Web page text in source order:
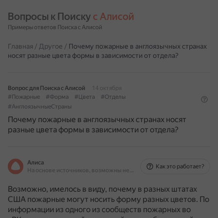
Вопросы к Поиску с Алисой
Примеры ответов Поиска с Алисой
Главная / Другое / Почему пожарные в англоязычных странах
носят разные цвета формы в зависимости от отдела?
Вопрос для Поиска с Алисой
14 октября
#Пожарные
#Форма #Цвета
#Отделы
#АнглоязычныеСтраны
Почему пожарные в англоязычных странах носят
разные цвета формы в зависимости от отдела?
Алиса
На основе источников, возможны неточности
Как это работает?
Возможно, имелось в виду, почему в разных штатах
США пожарные могут носить форму разных цветов. По
информации из одного из сообществ пожарных во